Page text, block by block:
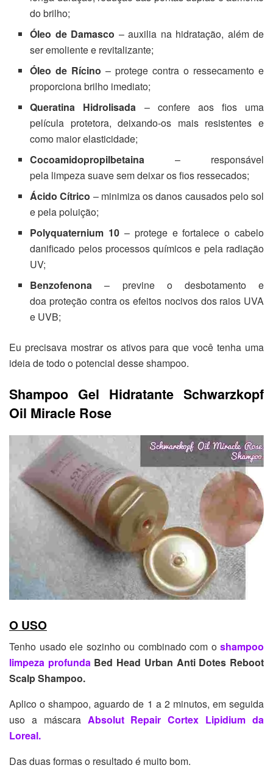
do brilho;
Óleo de Damasco – auxilia na hidratação, além de
ser emoliente e revitalizante;
Óleo de Rícino – protege contra o ressecamento e
proporciona brilho imediato;
Queratina Hidrolisada – confere aos fios uma
película protetora, deixando-os mais resistentes e
como maior elasticidade;
Cocoamidopropilbetaina – responsável
pela limpeza suave sem deixar os fios ressecados;
Ácido Cítrico – minimiza os danos causados pelo sol
e pela poluição;
Polyquaternium 10 – protege e fortalece o cabelo
danificado pelos processos químicos e pela radiação
UV;
Benzofenona – previne o desbotamento e
doa proteção contra os efeitos nocivos dos raios UVA
e UVB;
Eu precisava mostrar os ativos para que você tenha uma
ideia de todo o potencial desse shampoo.
Shampoo Gel Hidratante Schwarzkopf
Oil Miracle Rose
O USO
Tenho usado ele sozinho ou combinado com o shampoo
limpeza profunda Bed Head Urban Anti Dotes Reboot
Scalp Shampoo.
Aplico o shampoo, aguardo de 1 a 2 minutos, em seguida
uso a máscara Absolut Repair Cortex Lipidium da
Loreal.
Das duas formas o resultado é muito bom.